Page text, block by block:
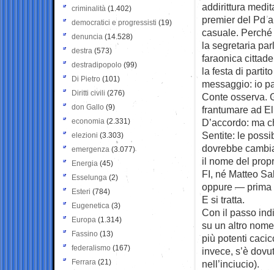
addirittura
premier del Pd
casuale. Perché
la segretaria
faraonica
la festa di
messaggio: io
Conte osserva.
frantumare ad
D’accordo: ma
Sentite: le
dovrebbe
il nome del
FI, né Matteo
oppure — prima
E si tratta.
Con il passo
su un altro
più potenti
invece, s’è
nell’inciucio).
criminalità (1.402)
democratici e progressisti (19)
denuncia (14.528)
destra (573)
destradipopolo (99)
Di Pietro (101)
Diritti civili (276)
don Gallo (9)
economia (2.331)
elezioni (3.303)
emergenza (3.077)
Energia (45)
Esselunga (2)
Esteri (784)
Eugenetica (3)
Europa (1.314)
Fassino (13)
federalismo (167)
Ferrara (21)